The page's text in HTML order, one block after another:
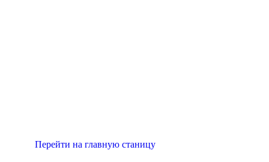
Перейти на главную станицу